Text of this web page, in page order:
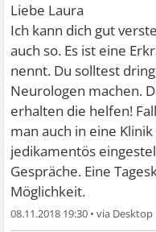
Liebe Laura
Ich kann dich gut
auch so. Es ist eine
nennt. Du solltest
Neurologen machen.
erhalten die helfen!
man auch in eine
jedikamentös
Gespräche. Eine
Möglichkeit.
08.11.2018 19:30 •